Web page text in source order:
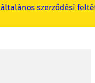
általános szerződési